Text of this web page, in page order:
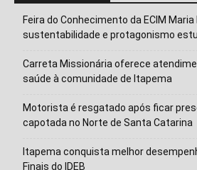
Feira do Conhecimento da ECIM
sustentabilidade e protagonismo
Carreta Missionária oferece
saúde à comunidade de Itapema
Motorista é resgatado após ficar
capotada no Norte de Santa Catarina
Itapema conquista melhor
Finais do IDEB